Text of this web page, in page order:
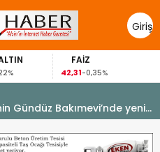
Giriş
Yap
-0,35%
Gündüz Bakımevi’nde yeni